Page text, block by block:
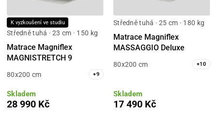
K vyzkoušení ve studiu
Středně tuhá · 23 cm · 150 kg
Matrace Magniflex
MAGNISTRETCH 9
80x200 cm +9
Skladem
28 990 Kč
Středně tuhá · 25 cm · 180 kg
Matrace Magniflex
MASSAGGIO Deluxe
80x200 cm +10
Skladem
17 490 Kč